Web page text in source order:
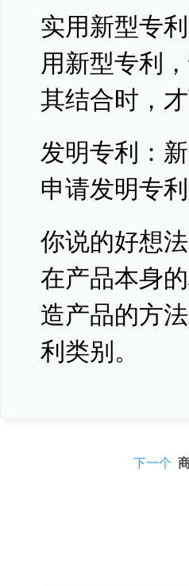
实用新型专
用新型专利
其结合时，
发明专利：
申请发明专利
你说的好想
在产品本身
造产品的方
利类别。
下一个